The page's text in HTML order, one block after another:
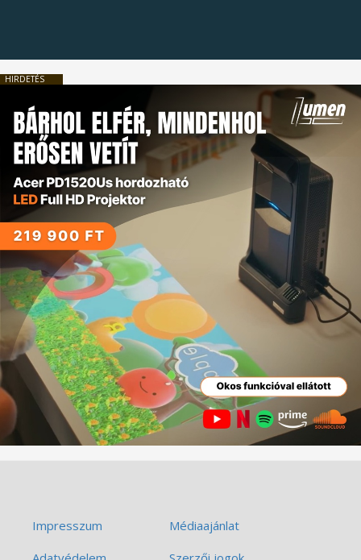
HIRDETÉS
Impresszum
Médiaajánlat